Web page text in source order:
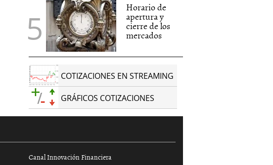
Horario de
apertura y
cierre de los
mercados
COTIZACIONES EN STREAMING
GRÁFICOS COTIZACIONES
Canal Innovación Financiera